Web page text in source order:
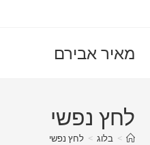
מאיר אבירם
לחץ נפשי
> בלוג > לחץ נפשי